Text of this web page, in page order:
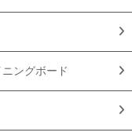
ングボード